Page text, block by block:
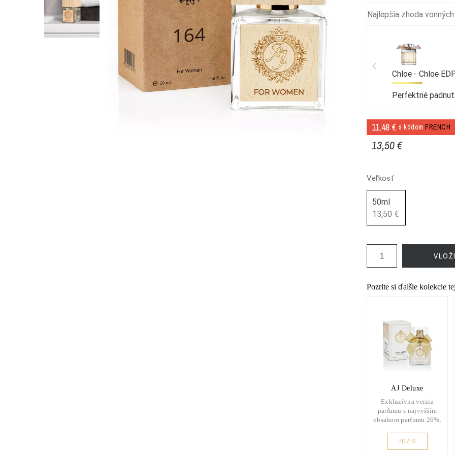
Najlepšia zhoda
Chloe - Chloe
Perfektné
11,48 € s kódom FRENCH
13,50 €
Veľkosť
50ml
13,50 €
Pozrite si ďalšie kolekcie
AJ Deluxe
Exkluzívna verzia
parfumu s najvyšším
obsahom parfumu 26%.
POZRI